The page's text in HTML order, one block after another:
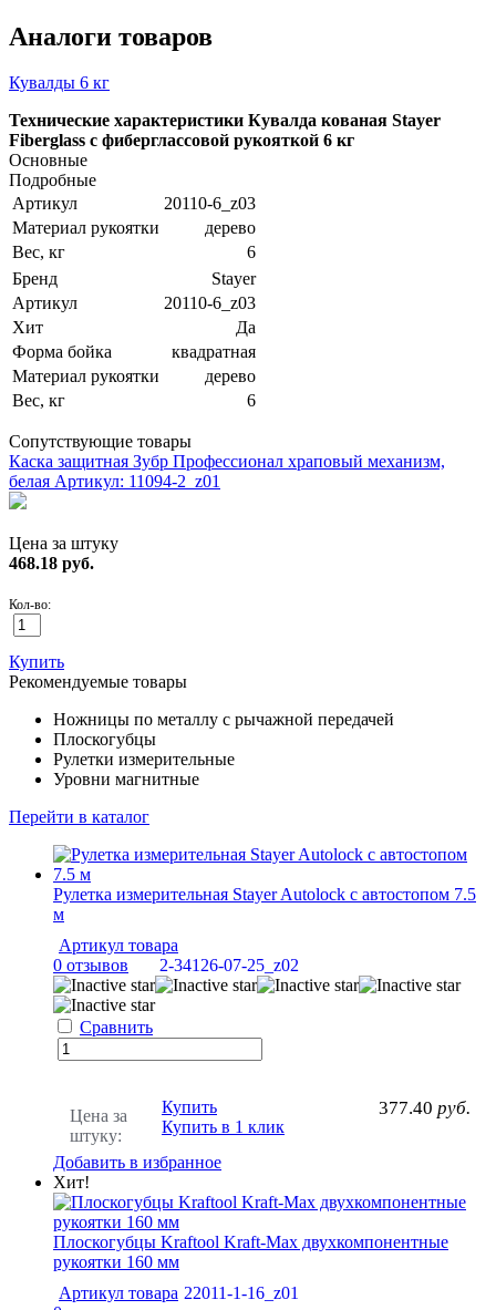
Аналоги товаров
Кувалды 6 кг
Технические характеристики Кувалда кованая Stayer
Fiberglass с фиберглассовой рукояткой 6 кг
Основные
Подробные
Артикул
20110-6_z03
Материал рукоятки
дерево
Вес, кг
6
Бренд
Stayer
Артикул
20110-6_z03
Хит
Да
Форма бойка
квадратная
Материал рукоятки
дерево
Вес, кг
6
Сопутствующие товары
Каска защитная Зубр Профессионал храповый механизм,
белая Артикул: 11094-2_z01
Цена за штуку
468.18 руб.
Кол-во:
Купить
Рекомендуемые товары
Ножницы по металлу с рычажной передачей
Плоскогубцы
Рулетки измерительные
Уровни магнитные
Перейти в каталог
Рулетка измерительная Stayer Autolock с автостопом 7.5
м
Артикул товара
2-34126-07-25_z02
0 отзывов
Сравнить
Цена за
штуку:
377.40 руб.
Купить
Купить в 1 клик
Добавить в избранное
Хит!
Плоскогубцы Kraftool Kraft-Max двухкомпонентные
рукоятки 160 мм
Артикул товара 22011-1-16_z01